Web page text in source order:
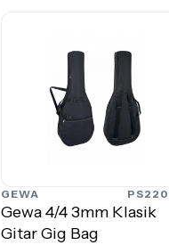
GEWA
Gewa 4/4 3mm Klasik
Gitar Gig Bag